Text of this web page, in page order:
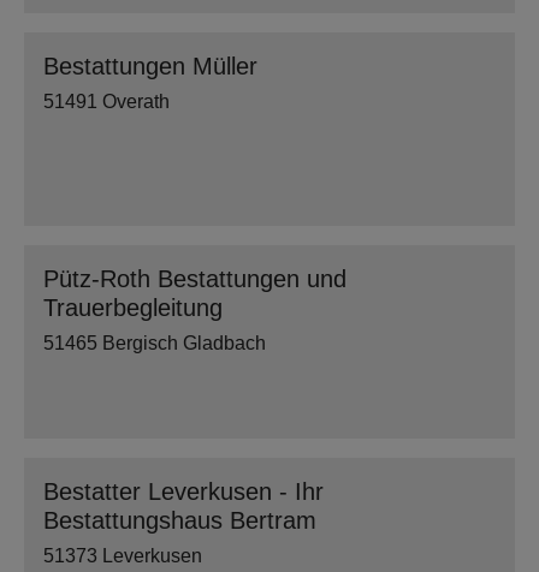
Bestattungen Müller
51491 Overath
Pütz-Roth Bestattungen und
Trauerbegleitung
51465 Bergisch Gladbach
Bestatter Leverkusen - Ihr
Bestattungshaus Bertram
51373 Leverkusen